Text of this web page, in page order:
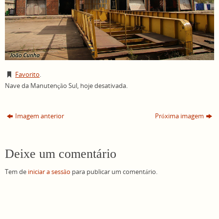
Favorito.
Nave da Manutenção Sul, hoje desativada.
Imagem anterior Próxima imagem
Deixe um comentário
Tem de iniciar a sessão para publicar um comentário.